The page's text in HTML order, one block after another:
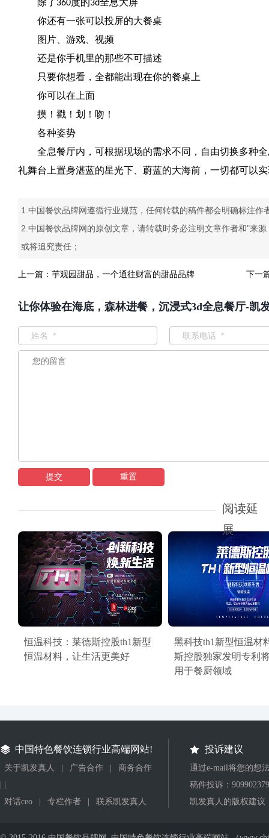
除了360度的3d全息大屏
你还有一张可以投屏的大餐桌
图片、游戏、视频
还是你手机里的那些不可描述
只要你想看， 全都能出现在你的餐桌上
你可以在上面
摸！戳！划！吻！
各种姿势
全息餐厅内，可根据现场的需求不同，自由切换多种
礼舞台上置身湛蓝的星光下、蔚蓝的大海前，一切都可以
1.中国餐饮品牌网遵循行业规范，任何转载的稿件都会明确标注作
2.中国餐饮品牌网的原创文章，请转载时务必注明文章作者和"来
或将追究责任；
上一篇： 芋观园甜品，一个通往财富的甜品品牌 下一
让你体验在海底，森林进餐，沉浸式3d全息餐厅-凯
提交 重置
阅读延
展
恒温科技：莱德斯控股th1新型
恒温材料，让生活更美好
黑科技th1新型恒温材
斯控股独家发明专利
用于餐厨领域
中国特色餐饮连锁行业高端网站!
关于凯发真人 广告合作
商务合作
对话ceo
专栏作者 联系凯发真人
投诉建议
通过e-mail将您的想
稿件投诉：
凯发真人的版权建议